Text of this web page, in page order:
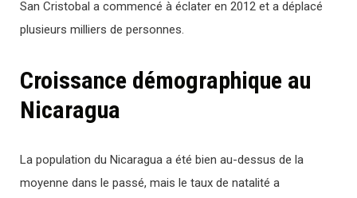
San Cristobal a commencé à éclater en 2012 et a déplacé
plusieurs milliers de personnes.
Croissance démographique au
Nicaragua
La population du Nicaragua a été bien au-dessus de la
moyenne dans le passé, mais le taux de natalité a